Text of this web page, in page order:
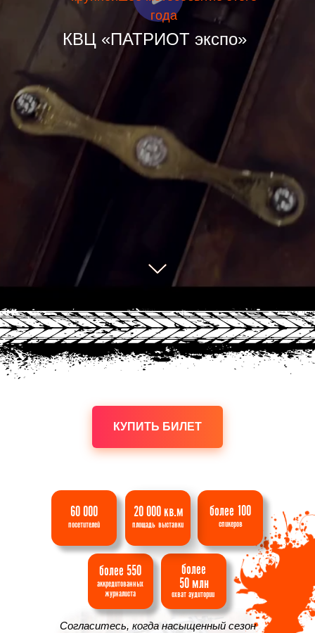
года
КВЦ «ПАТРИОТ экспо»
КУПИТЬ БИЛЕТ
Согласитесь, когда насыщенный сезон
аудитории
охват
50 млн
более
журналиста
аккредитованных
более 550
спикеров
более 100
выставки
площадь
20 000 кв.м
посетителей
60 000